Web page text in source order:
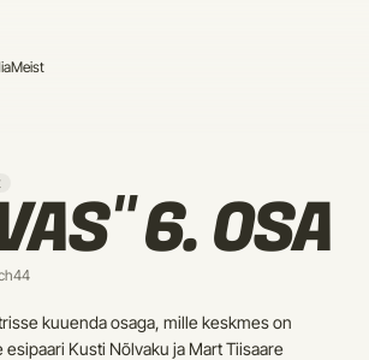
Meist
6. OSA
kuuenda osaga, mille keskmes on
Kusti Nõlvaku ja Mart Tiisaare